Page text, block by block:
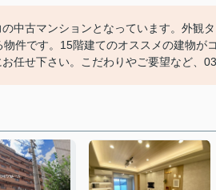
中古マンションとなっています。外観
件です。15階建てのオススメの建物が
任せ下さい。こだわりやご要望など、